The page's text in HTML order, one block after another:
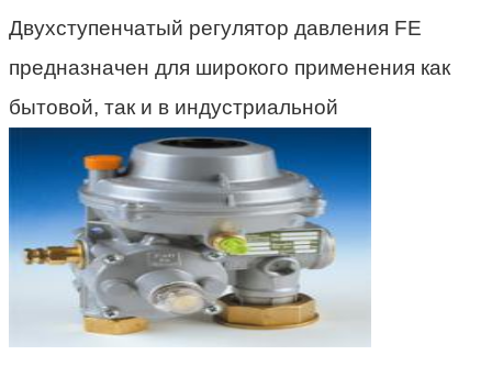
Двухступенчатый регулятор давления FE
предназначен для широкого применения как
бытовой, так и в индустриальной